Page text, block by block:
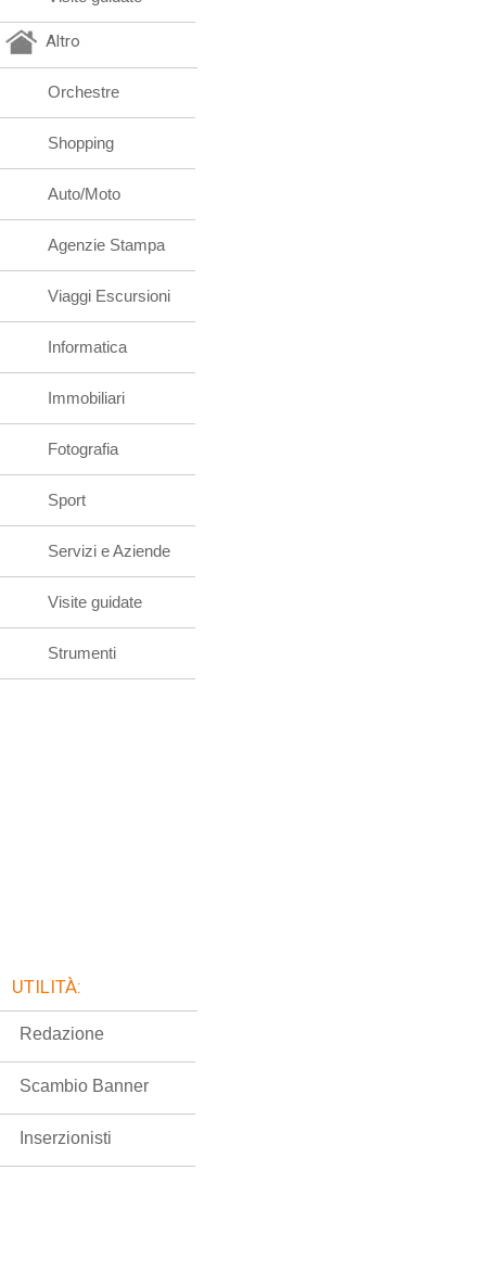
Altro
Orchestre
Shopping
Auto/Moto
Agenzie Stampa
Viaggi Escursioni
Informatica
Immobiliari
Fotografia
Sport
Servizi e Aziende
Visite guidate
Strumenti
UTILITÀ:
Redazione
Scambio Banner
Inserzionisti